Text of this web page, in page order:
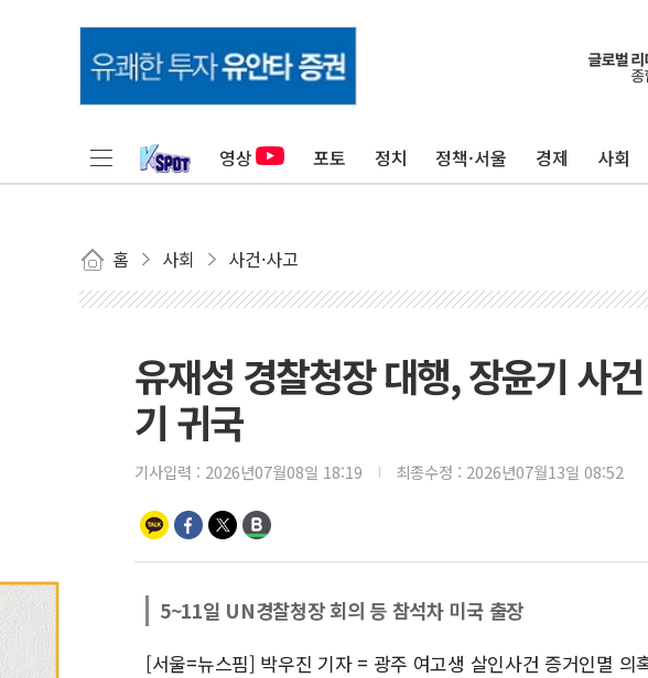
영상 포토 정치 정책·서울 경제 사회
홈 사회 사건·사고
유재성 경찰청장 대행, 장윤기 사
기 귀국
기사입력 : 2026년07월08일 18:19 최종수정 : 2026년07월13일 08:52
5~11일 UN경찰청장 회의 등 참석차 미국 출장
[서울=뉴스핌] 박우진 기자 = 광주 여고생 살인사건 증거인멸 의